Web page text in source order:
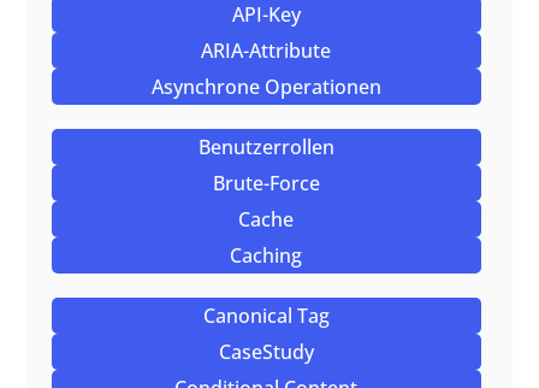
API-Key
ARIA-Attribute
Asynchrone Operationen
Benutzerrollen
Brute-Force
Cache
Caching
Canonical Tag
CaseStudy